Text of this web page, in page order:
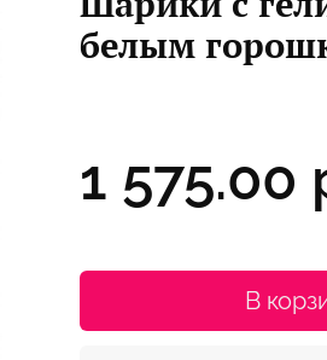
белым
1 575.00
В